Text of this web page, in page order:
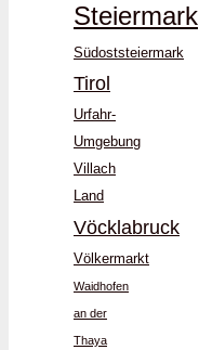
Steiermark
Südoststeiermark
Tirol
Urfahr-
Umgebung
Villach
Land
Vöcklabruck
Völkermarkt
Waidhofen
an der
Thaya